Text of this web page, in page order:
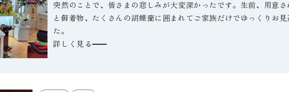
突然のことで、皆さまの悲しみが大変深かったです。生前、用意さ
と御着物、たくさんの胡蝶蘭に囲まれてご家族だけでゆっくりお見
た。
詳しく見る